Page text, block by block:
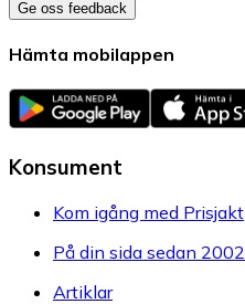
Ge oss feedback
Hämta mobilappen
Konsument
Kom igång med Prisjakt
På din sida sedan 2002
Artiklar